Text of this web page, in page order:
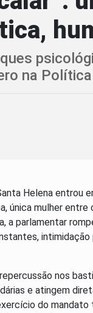
na
Helena entrou
única mulher
a parlamentar
nos
e atingem
do